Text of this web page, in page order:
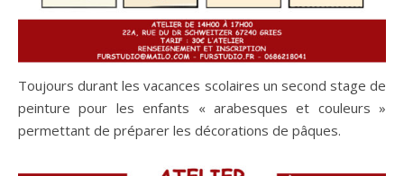
Toujours durant les vacances scolaires un second stage de
peinture pour les enfants « arabesques et couleurs »
permettant de préparer les décorations de pâques.